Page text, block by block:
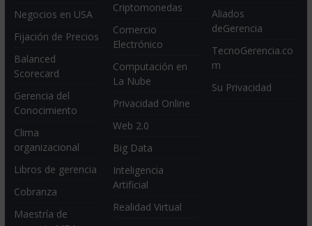
Negocios en USA
Fijación de Precios
Balanced
Scorecard
Gerencia del
Conocimiento
Clima
organizacional
Libros de gerencia
Cobranza
Maestría de
Criptomonedas
Comercio
Electrónico
Computación en
La Nube
Privacidad Online
Web 2.0
Big Data
Inteligencia
Artificial
Realidad Virtual
Aliados
deGerencia
TecnoGerencia.co
m
Su Privacidad